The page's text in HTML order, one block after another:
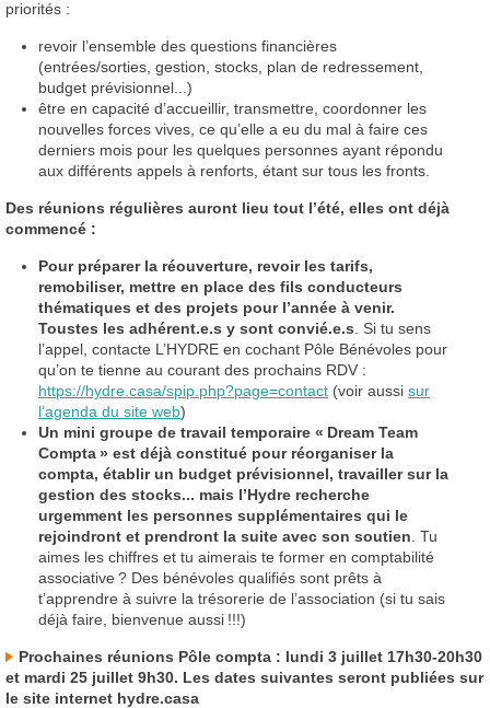
priorités :
revoir l’ensemble des questions financières
(entrées/sorties, gestion, stocks, plan de redressement,
budget prévisionnel...)
être en capacité d’accueillir, transmettre, coordonner les
nouvelles forces vives, ce qu’elle a eu du mal à faire ces
derniers mois pour les quelques personnes ayant répondu
aux différents appels à renforts, étant sur tous les fronts.
Des réunions régulières auront lieu tout l’été, elles ont déjà
commencé :
Pour préparer la réouverture, revoir les tarifs,
remobiliser, mettre en place des fils conducteurs
thématiques et des projets pour l’année à venir.
Toustes les adhérent.e.s y sont convié.e.s . Si tu sens
l’appel, contacte L’HYDRE en cochant Pôle Bénévoles pour
qu’on te tienne au courant des prochains RDV :
https://hydre.casa/spip.php?page=contact (voir aussi sur
l’agenda du site web)
Un mini groupe de travail temporaire « Dream Team
Compta» est déjà constitué pour réorganiser la
compta, établir un budget prévisionnel, travailler sur la
gestion des stocks... mais l’Hydre recherche
urgemment les personnes supplémentaires qui le
rejoindront et prendront la suite avec son soutien . Tu
aimes les chiffres et tu aimerais te former en comptabilité
associative? Des bénévoles qualifiés sont prêts à
t’apprendre à suivre la trésorerie de l’association (si tu sais
déjà faire, bienvenue aussi !!!)
Prochaines réunions Pôle compta : lundi 3 juillet 17h30-20h30
et mardi 25 juillet 9h30. Les dates suivantes seront publiées sur
le site internet hydre.casa